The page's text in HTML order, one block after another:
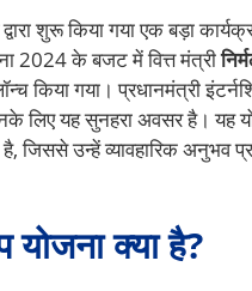
शुरू किया गया एक बड़ा
2024 के बजट में वित्त मंत्री
किया गया। प्रधानमंत्री
लिए यह सुनहरा अवसर है। यह
जिससे उन्हें व्यावहारिक अनुभव
योजना क्या है?